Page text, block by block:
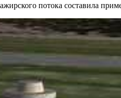
потока составила